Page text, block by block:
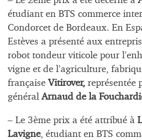
étudiant en BTS commerce
Condorcet de Bordeaux. En
Estèves a présenté aux
robot tondeur viticole pour l’
vigne et de l’agriculture,
françaiseVitirover, représentée
général Arnaud de la
– Le 3ème prix a été attribué à
Lavigne, étudiant en BTS